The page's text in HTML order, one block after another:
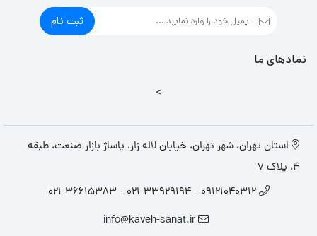
ثبت نام
نمادهای ما
>
استان تهران، شهر تهران، خیابان لاله زار، پاساژ بازار صنعت، طبقه
4، پلاک 7
09121040312 _ 021-33929194 _ 021-36615383
info@kaveh-sanat.ir